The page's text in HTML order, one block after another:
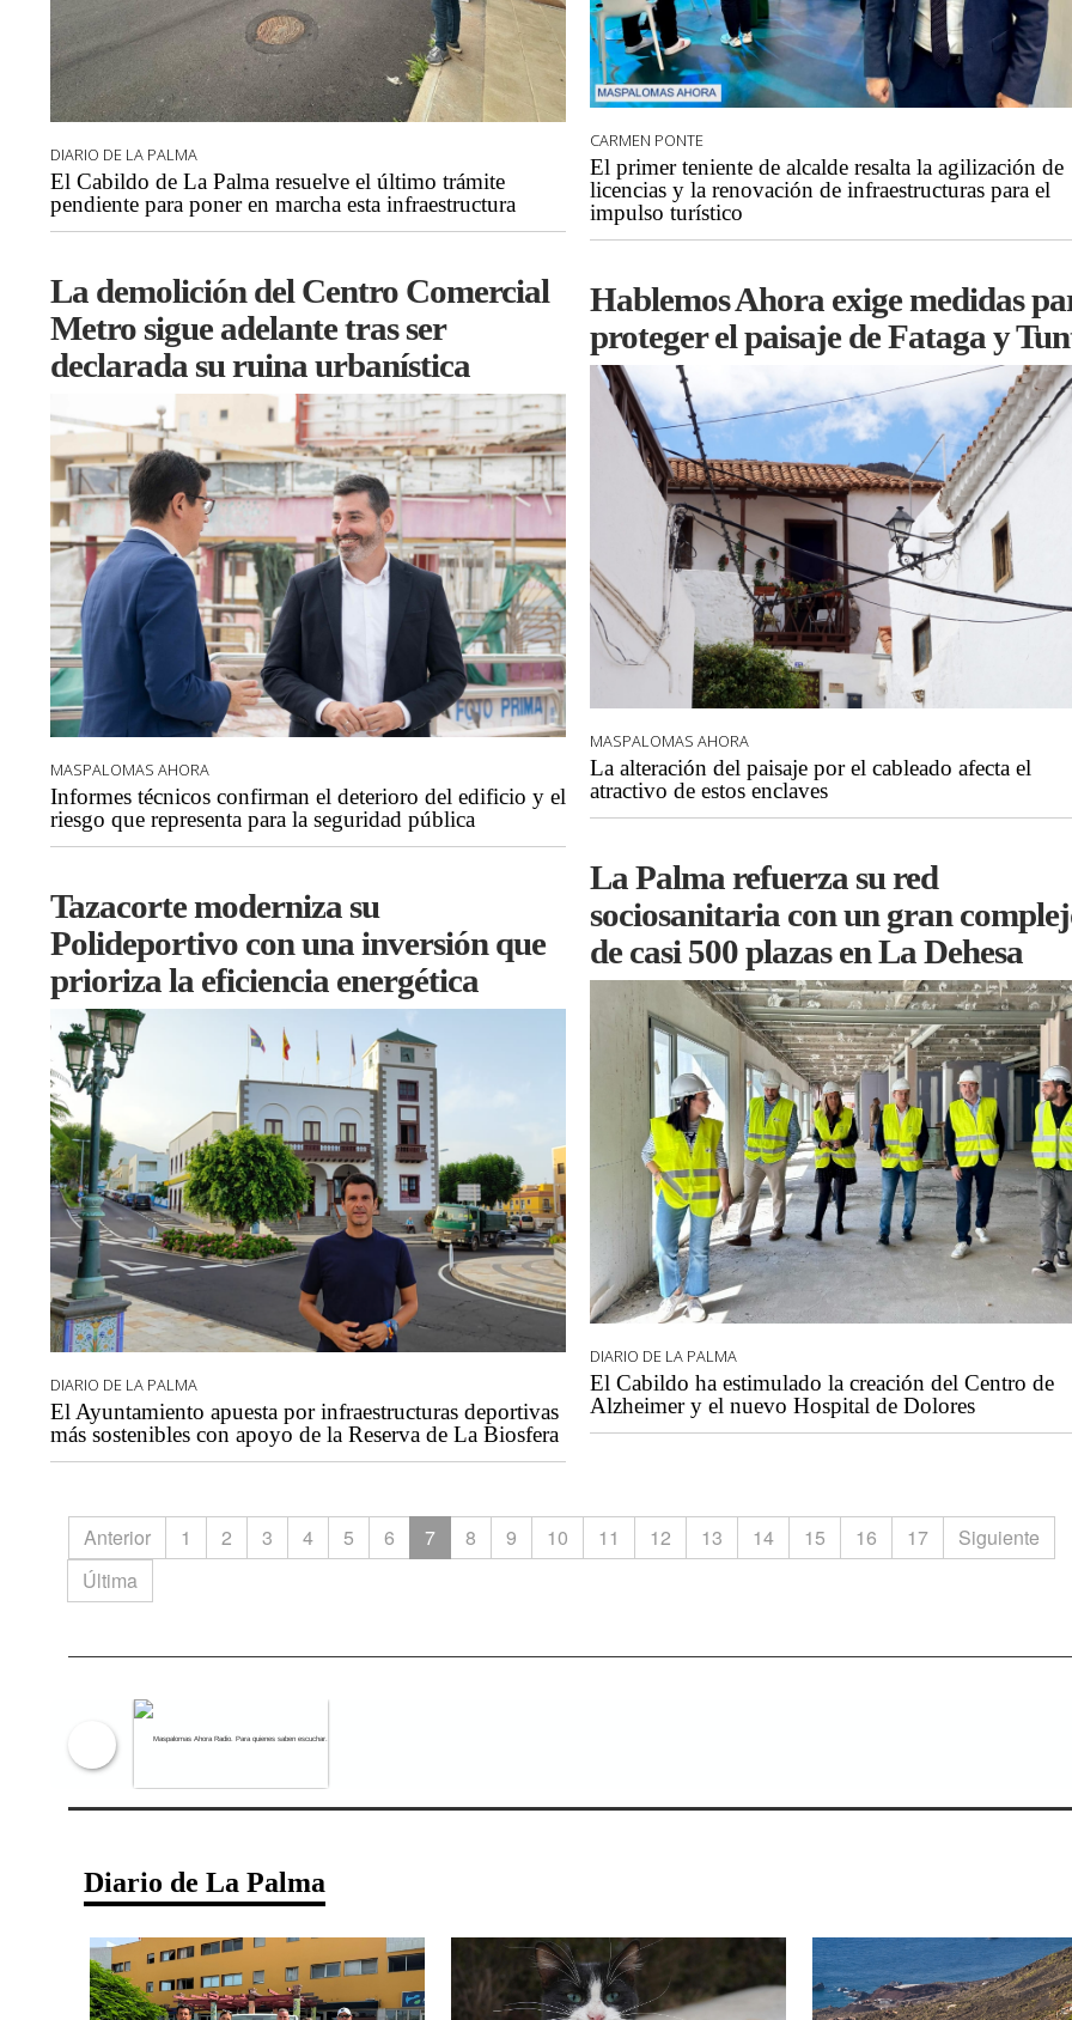
DIARIO DE LA PALMA
El Cabildo de La Palma resuelve el último trámite
pendiente para poner en marcha esta infraestructura
La demolición del Centro Comercial
Metro sigue adelante tras ser
declarada su ruina urbanística
MASPALOMAS AHORA
Informes técnicos confirman el deterioro del edificio y el
riesgo que representa para la seguridad pública
Tazacorte moderniza su
Polideportivo con una inversión que
prioriza la eficiencia energética
DIARIO DE LA PALMA
El Ayuntamiento apuesta por infraestructuras deportivas
más sostenibles con apoyo de la Reserva de La Biosfera
CARMEN PONTE
El primer teniente de alcalde resalta la agilización de
licencias y la renovación de infraestructuras para el
impulso turístico
Hablemos Ahora exige medidas
proteger el paisaje de Fataga y
MASPALOMAS AHORA
La alteración del paisaje por el cableado afecta el
atractivo de estos enclaves
La Palma refuerza su red
sociosanitaria con un gran
de casi 500 plazas en La Dehesa
DIARIO DE LA PALMA
El Cabildo ha estimulado la creación del Centro de
Alzheimer y el nuevo Hospital de Dolores
Anterior 1 2 3 4 5 6 7 8 9 10 11 12 13 14 15 16 17
Siguiente
Última
Diario de La Palma